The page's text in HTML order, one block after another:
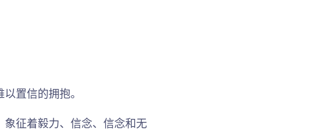
置信的拥抱。
象征着毅力、信念、信念和无